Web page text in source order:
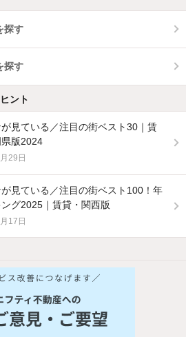
探す
探す
ント
が見ている／注目の街ベスト30｜賃
版2024
29日
が見ている／注目の街ベスト100！年
グ2025｜賃貸・関西版
17日
2階以上